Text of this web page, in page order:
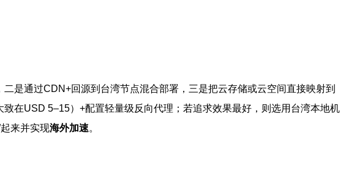
是通过CDN+回源到台湾节点混合部署，三是把云存储或云空间直接映射到
在USD 5–15）+配置轻量级反向代理；若追求效果最好，则选用台湾本地机
起来并实现海外加速。